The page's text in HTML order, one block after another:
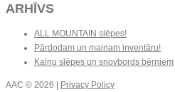
ARHĪVS
ALL MOUNTAIN slēpes!
Pārdodam un mainam inventāru!
Kalnu slēpes un snovbords bērniem
AAC © 2026 | Privacy Policy